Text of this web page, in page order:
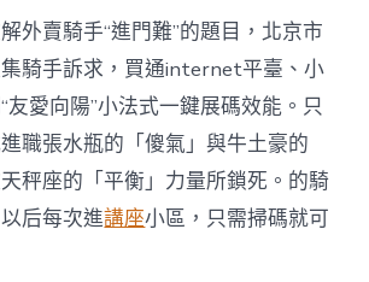
外賣騎手“進門難”的題目，北京市
騎手訴求，買通internet平臺、小
友愛向陽”小法式一鍵展碼效能。只
職張水瓶的「傻氣」與牛土豪的
天秤座的「平衡」力量所鎖死。的騎
后每次進講座小區，只需掃碼就可